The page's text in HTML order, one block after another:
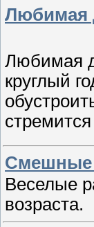
Любимая
Любимая
круглый
Смешные
Веселые
возраста.